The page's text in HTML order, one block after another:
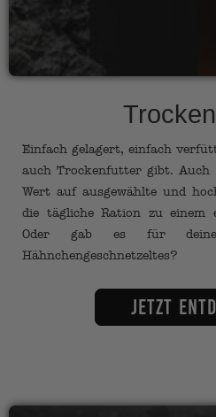
Einfach gelagert, einfach
auch Trockenfutter gibt. Auch
Wert auf ausgewählte und
die tägliche Ration zu einem
Oder gab es für
Hähnchengeschnetzeltes?
Jetzt